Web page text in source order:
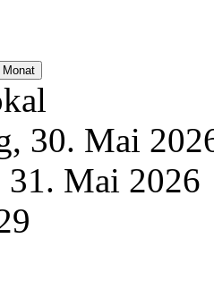
30. Mai
31. Mai 2026